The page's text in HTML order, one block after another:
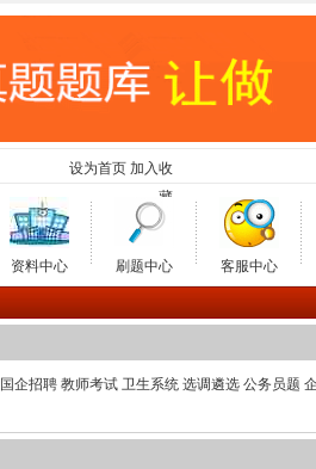
设为首页 加入收
藏
资料中心 刷题中心 客服中心
国企招聘 教师考试 卫生系统 选调遴选 公务员题